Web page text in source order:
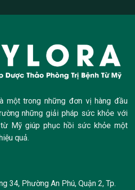
một trong những đơn vị hàng đầu
những giải pháp sức khỏe với
Mỹ giúp phục hồi sức khỏe một
quả.
34, Phường An Phú, Quận 2, Tp.